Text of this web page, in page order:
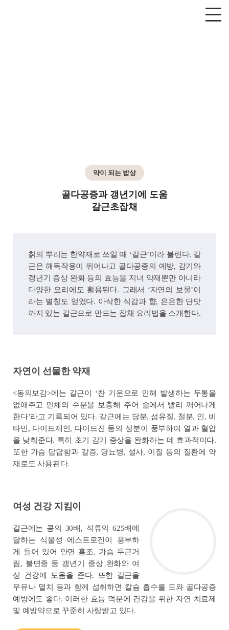
약이 되는 밥상
골다공증과 갱년기에 도움
갈근초잡채
칡의 뿌리는 한약재로 쓰일 때 ‘갈근’이라 불린다. 갈
근은 해독작용이 뛰어나고 골다공증의 예방, 감기와
갱년기 증상 완화 등의 효능을 지녀 약재뿐만 아니라
다양한 요리에도 활용된다. 그래서 ‘자연의 보물’이
라는 별칭도 얻었다. 아삭한 식감과 향, 은은한 단맛
까지 있는 갈근으로 만드는 잡채 요리법을 소개한다.
자연이 선물한 약재
<동의보감>에는 갈근이 ‘찬 기운으로 인해 발생하는 두통을
없애주고 인체의 수분을 보충해 주어 술에서 빨리 깨어나게
한다’라고 기록되어 있다. 갈근에는 당분, 섬유질, 철분, 인, 비
타민, 다이드제인, 다이드진 등의 성분이 풍부하여 열과 혈압
을 낮춰준다. 특히 초기 감기 증상을 완화하는 데 효과적이다.
또한 가슴 답답함과 갈증, 당뇨병, 설사, 이질 등의 질환에 약
재로도 사용된다.
여성 건강 지킴이
갈근에는 콩의 30배, 석류의 625배에
달하는 식물성 에스트로겐이 풍부하
게 들어 있어 안면 홍조, 가슴 두근거
림, 불면증 등 갱년기 증상 완화와 여
성 건강에 도움을 준다. 또한 갈근을
우유나 멸치 등과 함께 섭취하면 칼슘 흡수를 도와 골다공증
예방에도 좋다. 이러한 효능 덕분에 건강을 위한 자연 치료제
및 예방약으로 꾸준히 사랑받고 있다.